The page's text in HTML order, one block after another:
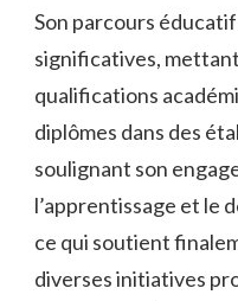
Son parcours
significatives,
qualifications
diplômes dans des
soulignant son
l’apprentissage et le
ce qui soutient
diverses initiatives